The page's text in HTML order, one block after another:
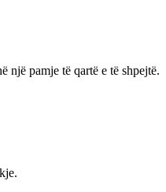
një pamje të qartë e të shpejtë.